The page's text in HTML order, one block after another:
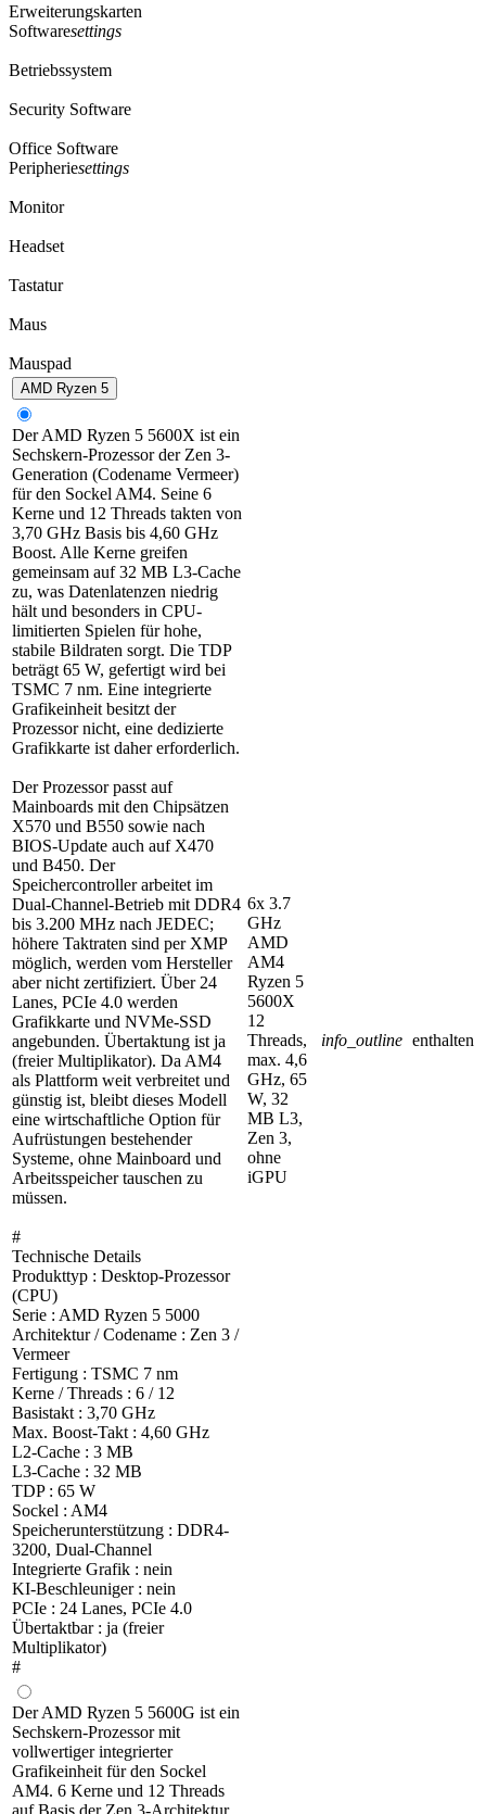
Erweiterungskarten
Softwaresettings
Betriebssystem
Security Software
Office Software
Peripheriesettings
Monitor
Headset
Tastatur
Maus
Mauspad
AMD Ryzen 5
Der AMD Ryzen 5 5600X ist ein
Sechskern-Prozessor der Zen 3-
Generation (Codename Vermeer)
für den Sockel AM4. Seine 6
Kerne und 12 Threads takten von
3,70 GHz Basis bis 4,60 GHz
Boost. Alle Kerne greifen
gemeinsam auf 32 MB L3-Cache
zu, was Datenlatenzen niedrig
hält und besonders in CPU-
limitierten Spielen für hohe,
stabile Bildraten sorgt. Die TDP
beträgt 65 W, gefertigt wird bei
TSMC 7 nm. Eine integrierte
Grafikeinheit besitzt der
Prozessor nicht, eine dedizierte
Grafikkarte ist daher erforderlich.
Der Prozessor passt auf
Mainboards mit den Chipsätzen
X570 und B550 sowie nach
BIOS-Update auch auf X470
und B450. Der
Speichercontroller arbeitet im
Dual-Channel-Betrieb mit DDR4
bis 3.200 MHz nach JEDEC;
höhere Taktraten sind per XMP
möglich, werden vom Hersteller
aber nicht zertifiziert. Über 24
Lanes, PCIe 4.0 werden
Grafikkarte und NVMe-SSD
angebunden. Übertaktung ist ja
(freier Multiplikator). Da AM4
als Plattform weit verbreitet und
günstig ist, bleibt dieses Modell
eine wirtschaftliche Option für
Aufrüstungen bestehender
Systeme, ohne Mainboard und
Arbeitsspeicher tauschen zu
müssen.
#
Technische Details
Produkttyp : Desktop-Prozessor
(CPU)
Serie : AMD Ryzen 5 5000
Architektur / Codename : Zen 3 /
Vermeer
Fertigung : TSMC 7 nm
Kerne / Threads : 6 / 12
Basistakt : 3,70 GHz
Max. Boost-Takt : 4,60 GHz
L2-Cache : 3 MB
L3-Cache : 32 MB
TDP : 65 W
Sockel : AM4
Speicherunterstützung : DDR4-
3200, Dual-Channel
Integrierte Grafik : nein
KI-Beschleuniger : nein
PCIe : 24 Lanes, PCIe 4.0
Übertaktbar : ja (freier
Multiplikator)
#
6x 3.7
GHz
AMD
AM4
Ryzen 5
5600X
12
Threads,
max. 4,6
GHz, 65
W, 32
MB L3,
Zen 3,
ohne
iGPU
info_outline enthalten
Der AMD Ryzen 5 5600G ist ein
Sechskern-Prozessor mit
vollwertiger integrierter
Grafikeinheit für den Sockel
AM4. 6 Kerne und 12 Threads
auf Basis der Zen 3-Architektur